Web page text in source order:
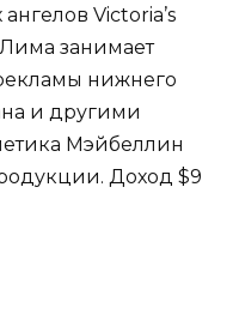
Victoria’s
занимает
нижнего
и другими
Мэйбеллин
Доход $9